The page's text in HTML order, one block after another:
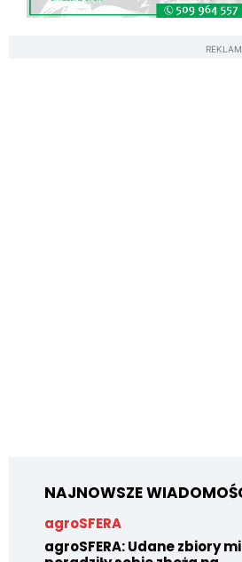
NAJNOWSZE
agroSFERA
agroSFERA: Udane zbiory